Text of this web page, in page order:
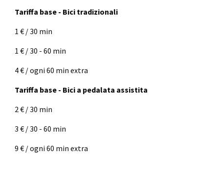
Tariffa base - Bici tradizionali
1 € / 30 min
1 € / 30 - 60 min
4 € / ogni 60 min extra
Tariffa base - Bici a pedalata assistita
2 € / 30 min
3 € / 30 - 60 min
9 € / ogni 60 min extra